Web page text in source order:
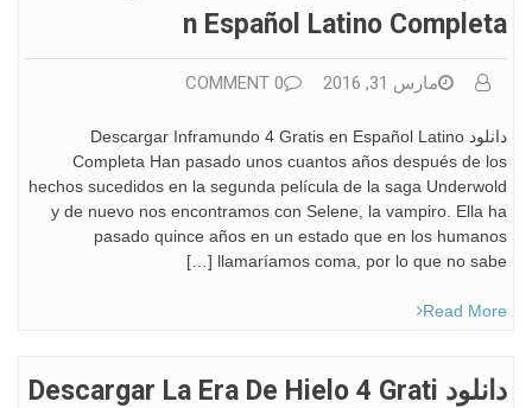
N Español Latino Completa
مارس 31, 2016 0 COMMENT
دانلود Descargar Inframundo 4 Gratis en Español Latino
Completa Han pasado unos cuantos años después de los
hechos sucedidos en la segunda película de la saga Underwold
y de nuevo nos encontramos con Selene, la vampiro. Ella ha
pasado quince años en un estado que en los humanos
llamaríamos coma, por lo que no sabe […]
Read More
دانلود Descargar La Era De Hielo 4 Grati